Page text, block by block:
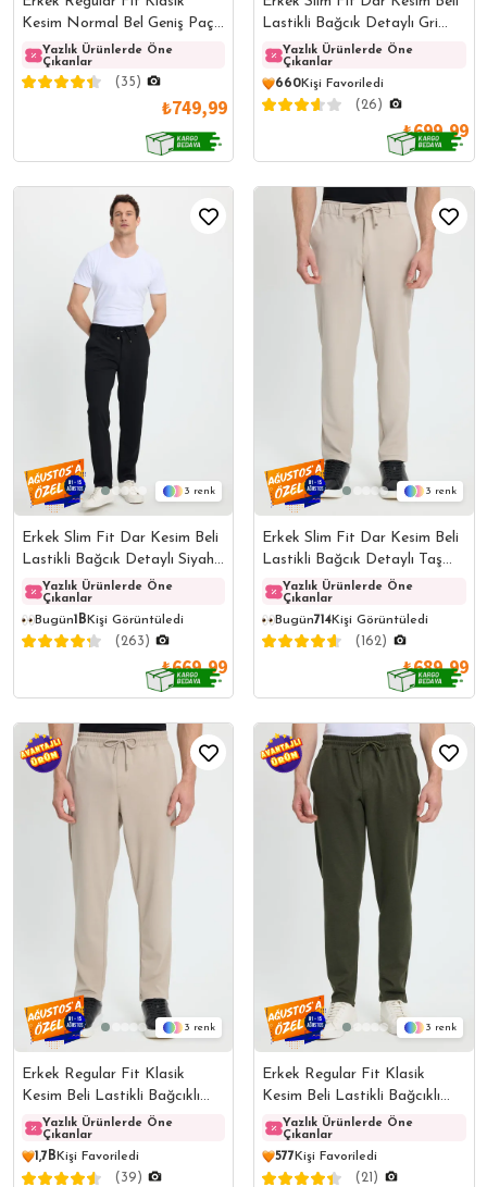
Kesim Normal Bel Geniş Paça
Taş Pantolon
Yazlık Ürünlerde Öne
Çıkanlar
Yazlık Ürünlerde Öne
Çıkanlar
(35)
₺749,99
Lastikli Bağcık Detaylı Gri
Pantolon
Yazlık Ürünlerde Öne
Çıkanlar
660Kişi Favoriledi
(26)
₺699,99
3
Erkek Slim Fit Dar Kesim Beli
Lastikli Bağcık Detaylı Siyah
Pantolon
Yazlık Ürünlerde Öne
Çıkanlar
Yazlık Ürünlerde Öne
Çıkanlar
10,8BKişi Favoriledi
852Kişinin Sepetinde
Bugün1BKişi Görüntüledi
(263)
₺669,99
3
Erkek Slim Fit Dar Kesim Beli
Lastikli Bağcık Detaylı Taş
Pantolon
Yazlık Ürünlerde Öne
Çıkanlar
10,2BKişi Favoriledi
803Kişinin Sepetinde
Bugün714Kişi Görüntüledi
(162)
₺689,99
3
Erkek Regular Fit Klasik
Kesim Beli Lastikli Bağcıklı
Bej Jogger Pantolon
Yazlık Ürünlerde Öne
Çıkanlar
Yazlık Ürünlerde Öne
Çıkanlar
1,7B Kişi Favoriledi
(39)
3
Erkek Regular Fit Klasik
Kesim Beli Lastikli Bağcıklı
Koyu Haki Jogger Pantolon
Yazlık Ürünlerde Öne
Çıkanlar
577 Kişi Favoriledi
(21)